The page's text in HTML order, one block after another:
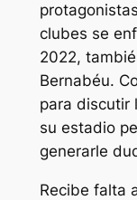
clubes se
2022,
Bernabéu.
para discutir
su estadio
generarle
Recibe falta